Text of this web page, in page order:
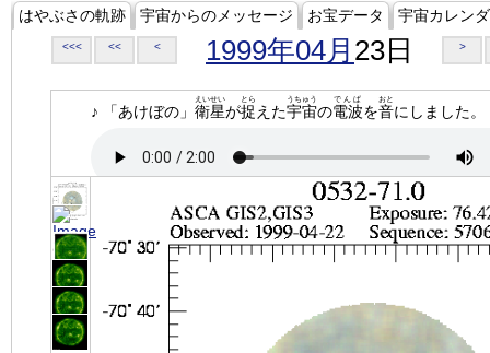
はやぶさの軌跡 宇宙からのメッセージ お宝データ 宇宙カレン
<<< << < 1999年04月 23日 >
♪ 「あけぼの」 衛星
えいせい
が捉
とら
えた宇宙
うちゅう
の電波
でんぱ
を音
おと
にしました。